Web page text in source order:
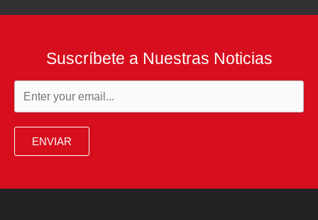
Suscríbete a Nuestras Noticias
ENVIAR